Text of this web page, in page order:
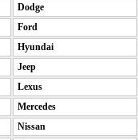
Dodge
Ford
Hyundai
Jeep
Lexus
Mercedes
Nissan